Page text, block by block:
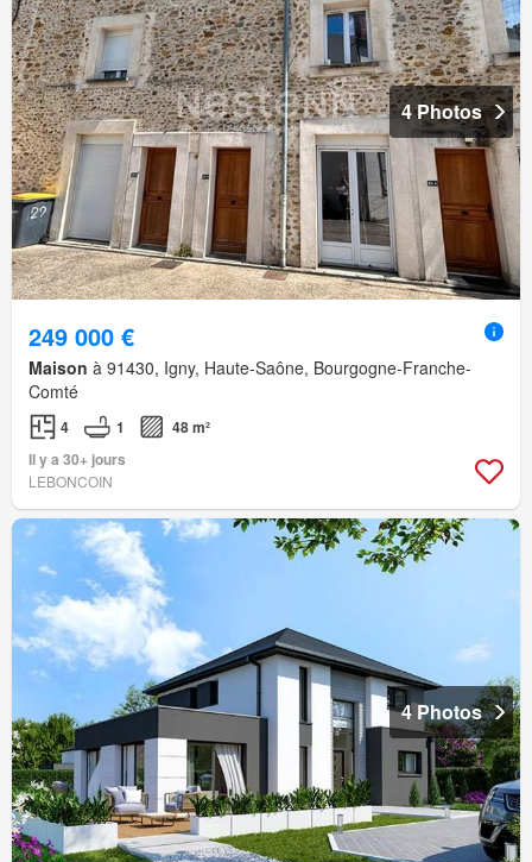
4 Photos
249 000 €
Maison à 91430, Igny, Haute-Saône, Bourgogne-Franche-
Comté
4 1
48 m²
Il y a 30+ jours
LEBONCOIN
4 Photos